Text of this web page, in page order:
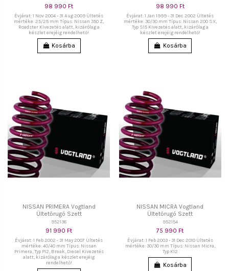
98 990 Ft
Évjárat: 1 Nov 2004 - 31 Aug 2009 Ültetés
mértéke: 25/25 mm Típus: Nissan 350 Z,
Roadster Kivezetés alatt, kizárólag a
készlet erejéig rendelhető!
Kosárba
98 990 Ft
Évjárat: 1 Jan 1999 - 31 Dec 2002 Ültetés
mértéke: 30/30 mm Típus: Nissan 200 SX,
Typ S15 Kivezetés alatt, kizárólag a
készlet erejéig rendelhető!
Kosárba
NISSAN PRIMERA Vogtland
Ültetőrugó Szett
952138
91 990 Ft
Évjárat: 1 Feb 2002 - 31 May 2007 Ültetés
mértéke: 40/40 mm Típus: Nissan
Primera, Typ P12, Break, Diesel Kivezetés
alatt, kizárólag a készlet erejéig
rendelhető!
NISSAN MICRA Vogtland
Ültetőrugó Szett
952154
75 990 Ft
Évjárat: 1 Feb 2003 - 31 Dec 2010 Ültetés
mértéke: 30/30 mm Típus: Nissan Micra,
Typ K12
Kosárba